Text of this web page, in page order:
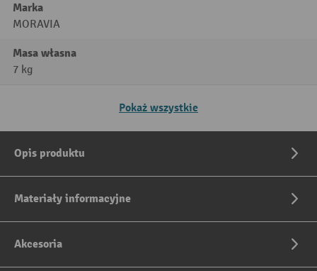
Marka
MORAVIA
Masa własna
7 kg
Pokaż wszystkie
Opis produktu
Materiały informacyjne
Akcesoria